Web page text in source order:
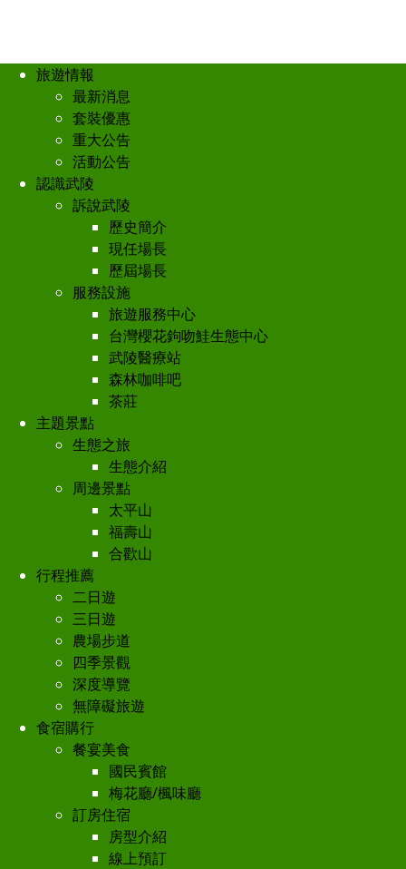
旅遊情報
最新消息
套裝優惠
重大公告
活動公告
認識武陵
訴說武陵
歷史簡介
現任場長
歷屆場長
服務設施
旅遊服務中心
台灣櫻花鉤吻鮭生態中心
武陵醫療站
森林咖啡吧
茶莊
主題景點
生態之旅
生態介紹
周邊景點
太平山
福壽山
合歡山
行程推薦
二日遊
三日遊
農場步道
四季景觀
深度導覽
無障礙旅遊
食宿購行
餐宴美食
國民賓館
梅花廳/楓味廳
訂房住宿
房型介紹
線上預訂